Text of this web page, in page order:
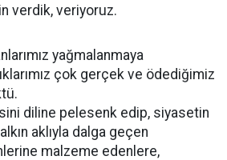
verdik, veriyoruz.
yağmalanmaya
çok gerçek ve ödediğimiz
diline pelesenk edip, siyasetin
aklıyla dalga geçen
malzeme edenlere,